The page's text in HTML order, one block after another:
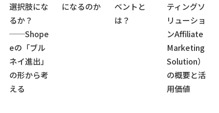
選択肢にな
るか？
──Shope
eの「ブル
ネイ進出」
の形から考
える
になるのか
ベントと
は？
ティングソ
リューショ
ンAffiliate
Marketing
Solution）
の概要と活
用価値